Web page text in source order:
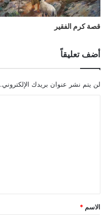
قصة كرم الفقير
أضف تعليقاً
لن يتم نشر عنوان بريدك الإلكتروني.
الاسم *